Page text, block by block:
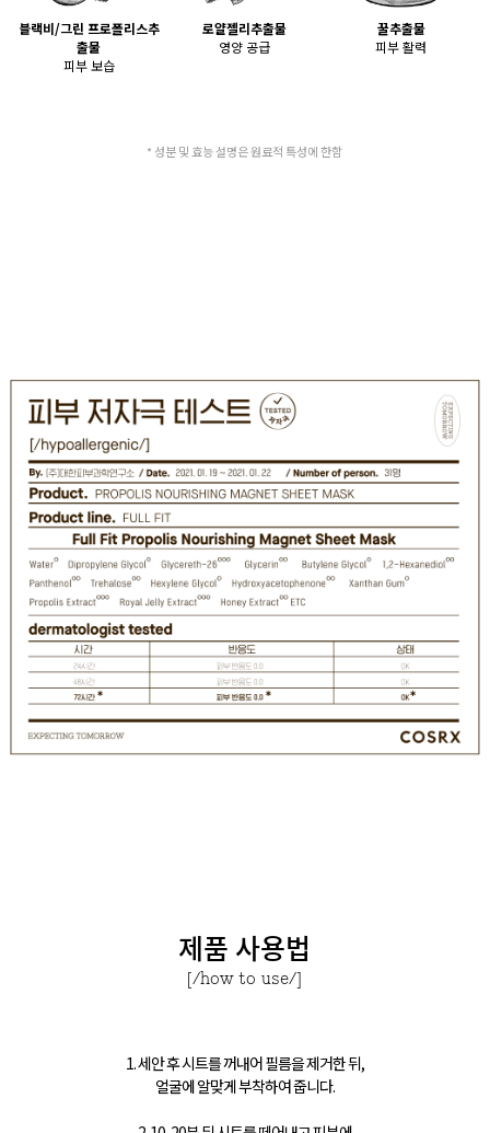
블랙비/그린 프로폴리스추
출물
피부 보습
로얄젤리추출물
영양 공급
꿀추출물
피부 활력
* 성분 및 효능 설명은 원료적 특성에 한함
제품 사용법
[/how to use/]
1. 세안 후 시트를 꺼내어 필름을 제거한 뒤,
얼굴에 알맞게 부착하여 줍니다.